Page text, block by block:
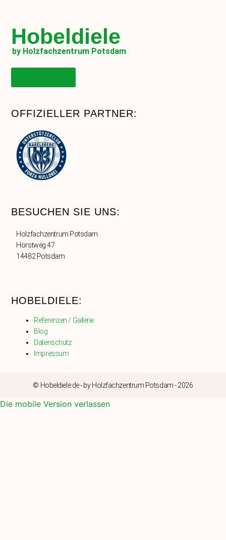
Hobeldiele
by Holzfachzentrum Potsdam
OFFIZIELLER PARTNER:
BESUCHEN SIE UNS:
Holzfachzentrum Potsdam
Horstweg 47
14482 Potsdam
HOBELDIELE:
Referenzen / Gallerie
Blog
Datenschutz
Impressum
© Hobeldiele.de - by Holzfachzentrum Potsdam - 2026
Die mobile Version verlassen